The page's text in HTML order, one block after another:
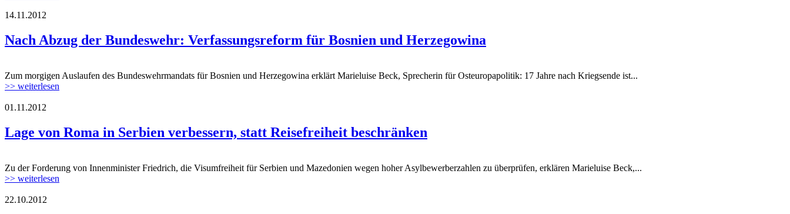
14.11.2012
Nach Abzug der Bundeswehr: Verfassungsreform für Bosnien und Herzegowina
Zum morgigen Auslaufen des Bundeswehrmandats für Bosnien und Herzegowina erklärt Marieluise Beck, Sprecherin für Osteuropapolitik: 17 Jahre nach Kriegsende ist...
>> weiterlesen
01.11.2012
Lage von Roma in Serbien verbessern, statt Reisefreiheit beschränken
Zu der Forderung von Innenminister Friedrich, die Visumfreiheit für Serbien und Mazedonien wegen hoher Asylbewerberzahlen zu überprüfen, erklären Marieluise Beck,...
>> weiterlesen
22.10.2012